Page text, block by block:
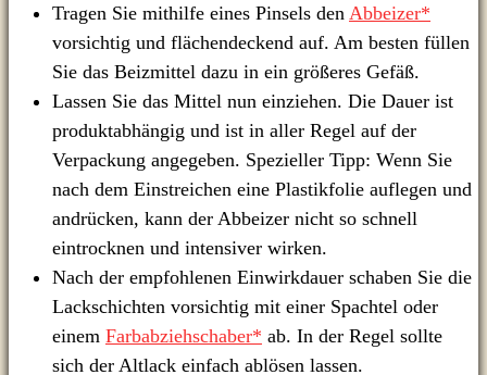
Tragen Sie mithilfe eines Pinsels den Abbeizer*
vorsichtig und flächendeckend auf. Am besten füllen
Sie das Beizmittel dazu in ein größeres Gefäß.
Lassen Sie das Mittel nun einziehen. Die Dauer ist
produktabhängig und ist in aller Regel auf der
Verpackung angegeben. Spezieller Tipp: Wenn Sie
nach dem Einstreichen eine Plastikfolie auflegen und
andrücken, kann der Abbeizer nicht so schnell
eintrocknen und intensiver wirken.
Nach der empfohlenen Einwirkdauer schaben Sie die
Lackschichten vorsichtig mit einer Spachtel oder
einem Farbabziehschaber* ab. In der Regel sollte
sich der Altlack einfach ablösen lassen.